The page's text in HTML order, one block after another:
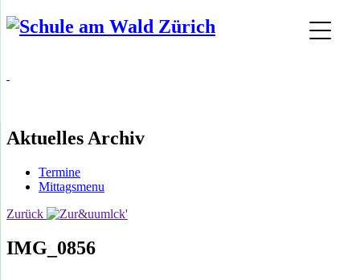
Aktuelles Archiv
Termine
Mittagsmenu
Zurück
IMG_0856